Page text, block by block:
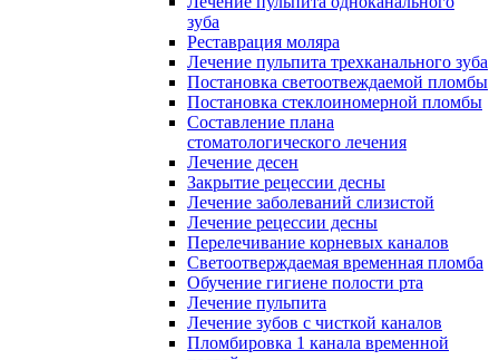
зуба
Реставрация моляра
Лечение пульпита трехканального зуба
Постановка светоотвеждаемой пломбы
Постановка стеклоиномерной пломбы
Составление плана
стоматологического лечения
Лечение десен
Закрытие рецессии десны
Лечение заболеваний слизистой
Лечение рецессии десны
Перелечивание корневых каналов
Светоотверждаемая временная пломба
Обучение гигиене полости рта
Лечение пульпита
Лечение зубов с чисткой каналов
Пломбировка 1 канала временной